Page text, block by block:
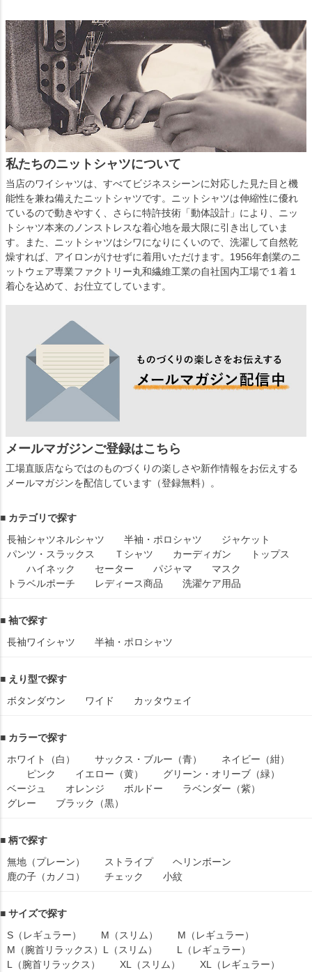
私たちのニットシャツについて
当店のワイシャツは、すべてビジネスシーンに対応した見た目と機
能性を兼ね備えたニットシャツです。ニットシャツは伸縮性に優れ
ているので動きやすく、さらに特許技術「動体設計」により、ニッ
トシャツ本来のノンストレスな着心地を最大限に引き出していま
す。また、ニットシャツはシワになりにくいので、洗濯して自然乾
燥すれば、アイロンがけせずに着用いただけます。1956年創業のニ
ットウェア専業ファクトリー丸和繊維工業の自社国内工場で１着１
着心を込めて、お仕立てしています。
メールマガジンご登録はこちら
工場直販店ならではのものづくりの楽しさや新作情報をお伝えする
メールマガジンを配信しています（登録無料）。
■ カテゴリで探す
長袖シャツネルシャツ 半袖・ポロシャツ
ジャケット
パンツ・スラックス
Ｔシャツ カーディガン
トップス
ハイネック
セーター パジャマ
マスク
トラベルポーチ
レディース商品 洗濯ケア用品
■ 袖で探す
長袖ワイシャツ
半袖・ポロシャツ
■ えり型で探す
ボタンダウン
ワイド カッタウェイ
■ カラーで探す
ホワイト（白）
サックス・ブルー（青）
ネイビー（紺）
ピンク
イエロー（黄）
グリーン・オリーブ（緑）
ベージュ
オレンジ ボルドー
ラベンダー（紫）
グレー
ブラック（黒）
■ 柄で探す
無地（プレーン）
ストライプ
ヘリンボーン
鹿の子（カノコ）
チェック 小紋
■ サイズで探す
S（レギュラー）
M（スリム）
M（レギュラー）
M（腕首リラックス） L（スリム）
L（レギュラー）
L（腕首リラックス）
XL（スリム）
XL（レギュラー）